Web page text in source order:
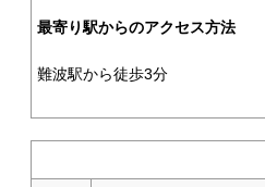
最寄り駅からのアクセス方法
難波駅から徒歩3分